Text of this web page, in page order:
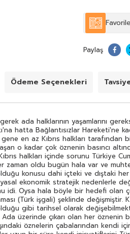
açısından ne
getirilmiştir.
çözmeye
ve
içteki ve dıştaki
Yunanistan'a
sorunu idi.
Elen milliyetçisi
sorun tanımı
taşınması
Yunanistan
öznelerin
yukardaki
farklı
ortada tek bir
olan her
kendi sorununu
Paylaş
Ödeme Seçenekleri
ada halklarının yaşamlarını
hatta Bağlantısızlar Hareketi'ne
en az Kıbrıs halkları
o kadar çok öznenin basıncı
halkları içinde sorunu Türkiye
zaman oldu bugün hala var ve
konusu dahi içteki ve dıştaki
ekonomik stratejik nedenlerle
idi. Oysa hala böyle bir hedefi olan
(Türk işgali) şeklinde değişmiştir.
gibi tarihsel olarak
üzerinde çıkarı olan her öznenin
öznelerin çabalarından